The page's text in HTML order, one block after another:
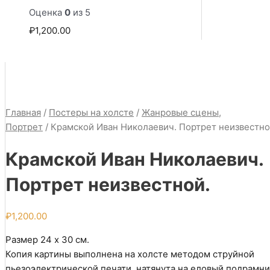
Оценка 0 из 5
₽1,200.00
Главная / Постеры на холсте / Жанровые сцены,
Портрет / Крамской Иван Николаевич. Портрет
Крамской Иван Николаевич.
Портрет неизвестной.
₽1,200.00
Размер 24 х 30 см.
Копия картины выполнена на холсте методом струйной